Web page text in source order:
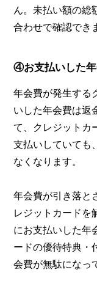
ん。未払い額の総
合わせで確認でき
④お支払いした
年会費が発生する
いした年会費は返
て、クレジットカ
支払いしていても
なくなります。
年会費が引き落と
レジットカードを
にお支払いした年
ードの優待特典・
会費が無駄になっ